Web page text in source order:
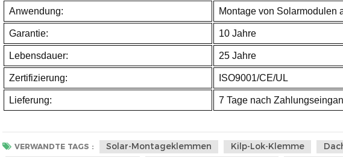
Anwendung: Montage von Solarmodulen
Garantie: 10 Jahre
Lebensdauer: 25 Jahre
Zertifizierung: ISO9001/CE/UL
Lieferung: 7 Tage nach
VERWANDTE TAGS : Solar-Montageklemmen Kilp-Lok-Klemme